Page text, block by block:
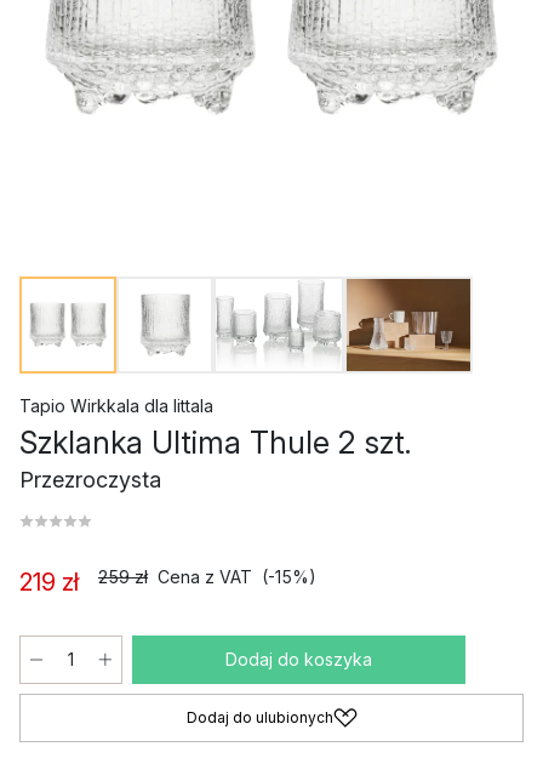
Tapio Wirkkala dla Iittala
Szklanka Ultima Thule 2 szt.
Przezroczysta
219 zł 259 zł Cena z VAT (-15%)
Dodaj do koszyka
Dodaj do ulubionych